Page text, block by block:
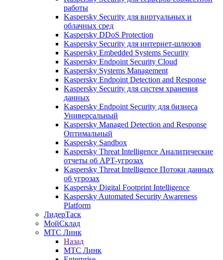
работы
Kaspersky Security для виртуальных и
облачных сред
Kaspersky DDoS Protection
Kaspersky Security для интернет-шлюзов
Kaspersky Embedded Systems Security
Kaspersky Endpoint Security Cloud
Kaspersky Systems Management
Kaspersky Endpoint Detection and Response
Kaspersky Security для систем хранения
данных
Kaspersky Endpoint Security для бизнеса
Универсальный
Kaspersky Managed Detection and Response
Оптимальный
Kaspersky Sandbox
Kaspersky Threat Intelligence Аналитические
отчеты об АРТ-угрозах
Kaspersky Threat Intelligence Потоки данных
об угрозах
Kaspersky Digital Footprint Intelligence
Kaspersky Automated Security Awareness
Platform
ЛидерТаск
МойСклад
МТС Линк
Назад
МТС Линк